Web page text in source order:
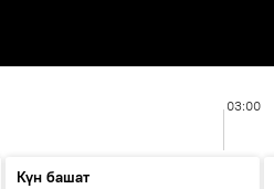
03:00
Күн башат